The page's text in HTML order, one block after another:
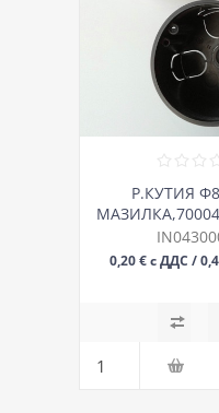
Р.КУТИЯ
0,20 € с ДДС /